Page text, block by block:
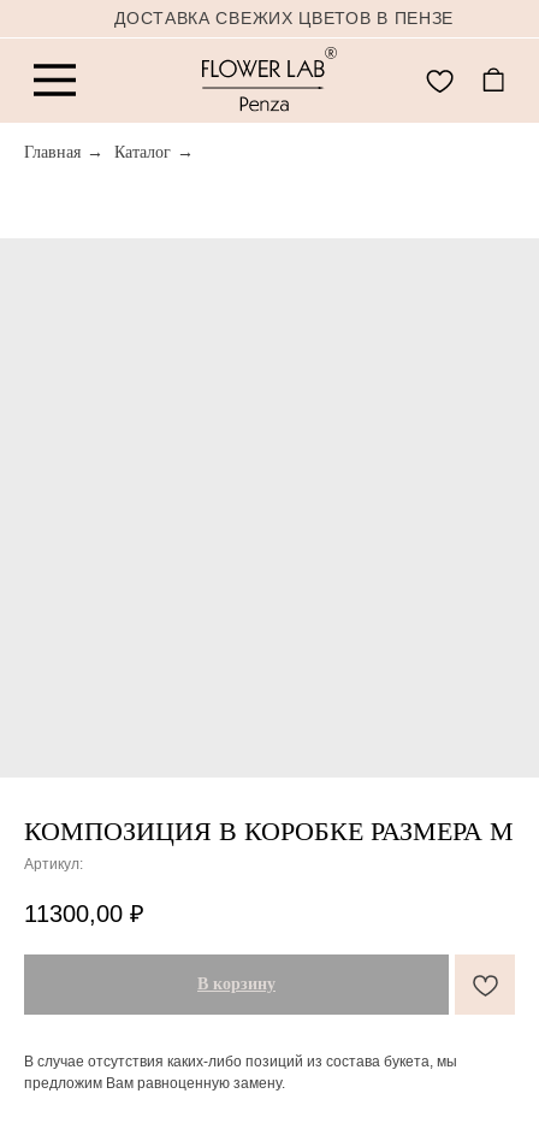
ДОСТАВКА СВЕЖИХ ЦВЕТОВ В ПЕНЗЕ
Главная → Каталог →
КОМПОЗИЦИЯ В КОРОБКЕ РАЗМЕРА М
Артикул:
11300,00 ₽
В корзину
В случае отсутствия каких-либо позиций из состава букета, мы
предложим Вам равноценную замену.